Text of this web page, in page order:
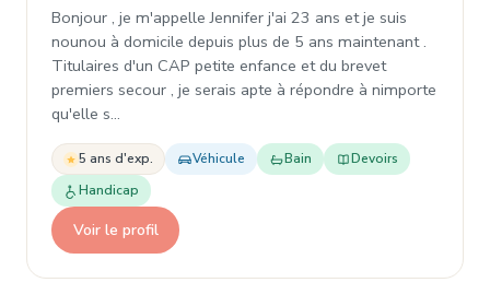
Bonjour , je m'appelle Jennifer j'ai 23 ans et je suis
nounou à domicile depuis plus de 5 ans maintenant .
Titulaires d'un CAP petite enfance et du brevet
premiers secour , je serais apte à répondre à nimporte
qu'elle s…
5 ans d'exp. Véhicule Bain
Devoirs
Handicap
Voir le profil